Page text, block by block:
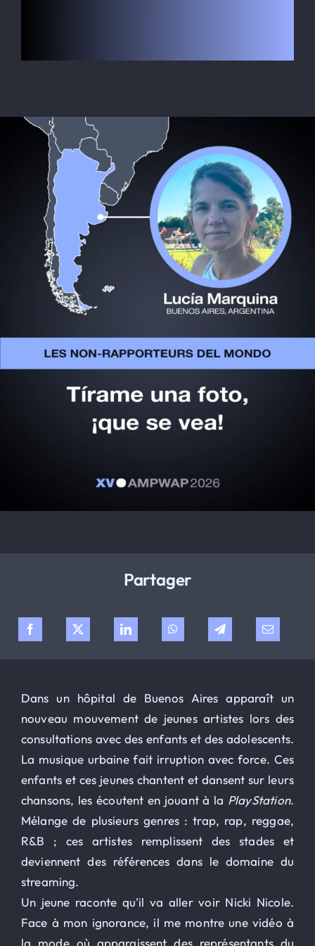
Contact
SEARCH
Partager
Dans un hôpital de Buenos Aires apparaît un
nouveau mouvement de jeunes artistes lors des
consultations avec des enfants et des adolescents.
La musique urbaine fait irruption avec force. Ces
enfants et ces jeunes chantent et dansent sur leurs
chansons, les écoutent en jouant à la PlayStation.
Mélange de plusieurs genres : trap, rap, reggae,
R&B ; ces artistes remplissent des stades et
deviennent des références dans le domaine du
streaming.
Un jeune raconte qu'il va aller voir Nicki Nicole.
Face à mon ignorance, il me montre une vidéo à